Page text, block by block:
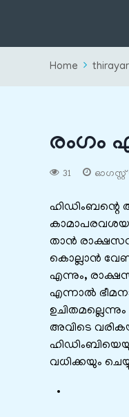
Home
രംഗം
31 ഓഗസ്റ്റ്‌
ഹിഡിംബന്റെ
താന്‍
കൊല്ലാന്‍
എന്നും,
എന്നാല്‍
അവിടെ
വധിക്കയും